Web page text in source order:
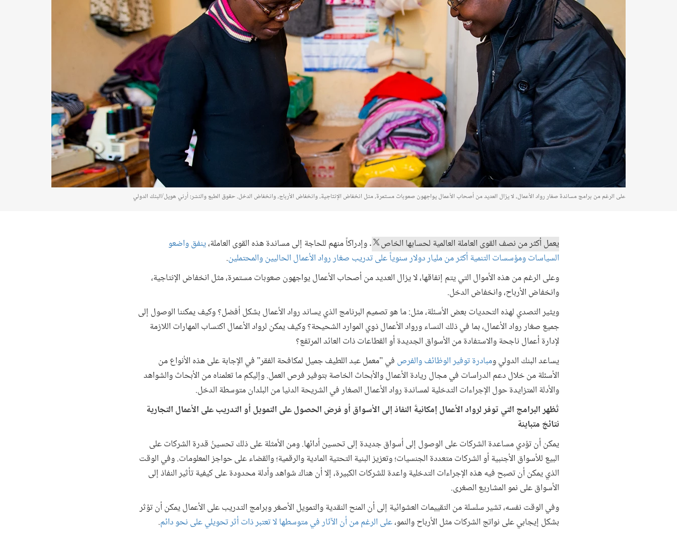
على الرغم من برامج مساندة صغار رواد الأعمال، لا يزال العديد من أصحاب الأعمال يواجهون صعوبات مستمرة، مثل انخفاض الإنتاجية، وانخفاض الأرباح، وانخفاض الدخل. حقوق الطبع والنشر: أرني هويل/البنك الدولي
يعمل أكثر من نصف القوى العاملة العالمية لحسابها الخاص . وإدراكاً منهم للحاجة إلى مساندة هذه القوى العاملة،ينفق واضعو
السياسات ومؤسسات التنمية أكثر من مليار دولار سنوياً على تدريب صغار رواد الأعمال الحاليين والمحتملين.
وعلى الرغم من هذه الأموال التي يتم إنفاقها، لا يزال العديد من أصحاب الأعمال يواجهون صعوبات مستمرة، مثل انخفاض الإنتاجية،
وانخفاض الأرباح، وانخفاض الدخل.
ويثير التصدي لهذه التحديات بعض الأسئلة، مثل: ما هو تصميم البرنامج الذي يساند رواد الأعمال بشكل أفضل؟ وكيف يمكننا الوصول إلى
جميع صغار رواد الأعمال، بما في ذلك النساء ورواد الأعمال ذوي الموارد الشحيحة؟ وكيف يمكن لرواد الأعمال اكتساب المهارات اللازمة
لإدارة أعمال ناجحة والاستفادة من الأسواق الجديدة أو القطاعات ذات العائد المرتفع؟
يساعد البنك الدولي ومبادرة توفير الوظائف والفرص في "معمل عبد اللطيف جميل لمكافحة الفقر" في الإجابة على هذه الأنواع من
الأسئلة من خلال دعم الدراسات في مجال ريادة الأعمال والأبحاث الخاصة بتوفير فرص العمل. وإليكم ما تعلمناه من الأبحاث والشواهد
والأدلة المتزايدة حول الإجراءات التدخلية لمساندة رواد الأعمال الصغار في الشريحة الدنيا من البلدان متوسطة الدخل.
تُظهر البرامج التي توفر لرواد الأعمال إمكانيةَ النفاذ إلى الأسواق أو فرصَ الحصول على التمويل أو التدريب على الأعمال التجارية
نتائجَ متباينة
يمكن أن تؤدي مساعدة الشركات على الوصول إلى أسواق جديدة إلى تحسين أدائها. ومن الأمثلة على ذلك تحسينُ قدرة الشركات على
البيع للأسواق الأجنبية أو الشركات متعددة الجنسيات؛ وتعزيز البنية التحتية المادية والرقمية؛ والقضاء على حواجز المعلومات. وفي الوقت
الذي يمكن أن تصبح فيه هذه الإجراءات التدخلية واعدة للشركات الكبيرة، إلا أن هناك شواهد وأدلة محدودة على كيفية تأثير النفاذ إلى
الأسواق على نمو المشاريع الصغرى.
وفي الوقت نفسه، تشير سلسلة من التقييمات العشوائية إلى أن المنح النقدية والتمويل الأصغر وبرامج التدريب على الأعمال يمكن أن تؤثر
بشكل إيجابي على نواتج الشركات مثل الأرباح والنمو،على الرغم من أن الآثار في متوسطها لا تعتبر ذات أثر تحويلي على نحو دائم.